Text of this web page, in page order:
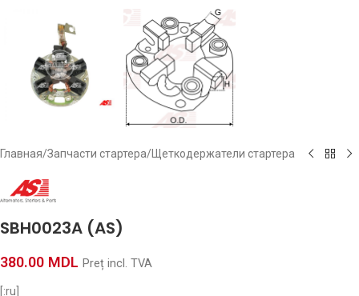
Главная/Запчасти стартера/Щеткодержатели стартера
SBH0023A (AS)
380.00 MDL Preț incl. TVA
[:ru]